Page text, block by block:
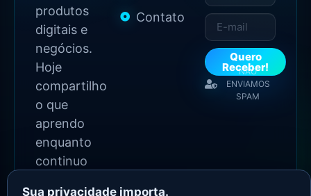
produtos
digitais e
negócios.
Hoje
compartilho
o que
aprendo
enquanto
continuo
Contato
Quero
Receber!
NÃO
ENVIAMOS
SPAM
Sua privacidade importa.